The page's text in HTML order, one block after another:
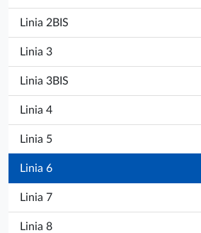
Linia 2BIS
Linia 3
Linia 3BIS
Linia 4
Linia 5
Linia 6
Linia 7
Linia 8